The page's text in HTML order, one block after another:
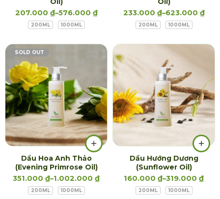
207.000 ₫–576.000 ₫
200ML 1000ML
233.000 ₫–623.000 ₫
200ML 1000ML
SOLD OUT
Dầu Hoa Anh Thảo
(Evening Primrose Oil)
351.000 ₫–1.002.000 ₫
200ML 1000ML
Dầu Hướng Dương
(Sunflower Oil)
160.000 ₫–319.000 ₫
200ML 1000ML